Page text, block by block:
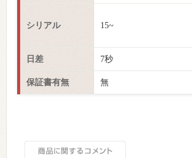
シリアル 15~
日差 7秒
保証書有無 無